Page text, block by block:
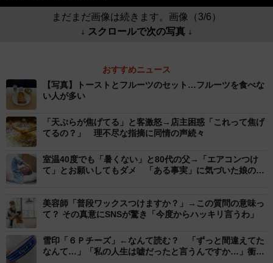
まだまだ画像は続きます。画像（3/6）
↓ スクロールで次の写真 ↓
おすすめニュース
【写真】トーストとフルーツのセット…フルーツを食べな
い人が多い
「天ぷらが焦げてる」と客激怒→店主困惑「これって焦げ
てるの？」 理不尽な指摘に同情の声続々
室温40度でも「暑くない」と80代の父→「エアコンつけ
て」とお願いしてもダメ 「ある事実」に気づいた娘の熱
美容師「普段ワックスつけますか？」→この質問の意味っ
て？ その真意にSNSが驚き「今度からハッキリ言うわ」
雪印「６Ｐチーズ」←なんて読む？ 「ずっと間違えてた
なんて…」「私の人生は嘘だったと言うんですか…」衝撃